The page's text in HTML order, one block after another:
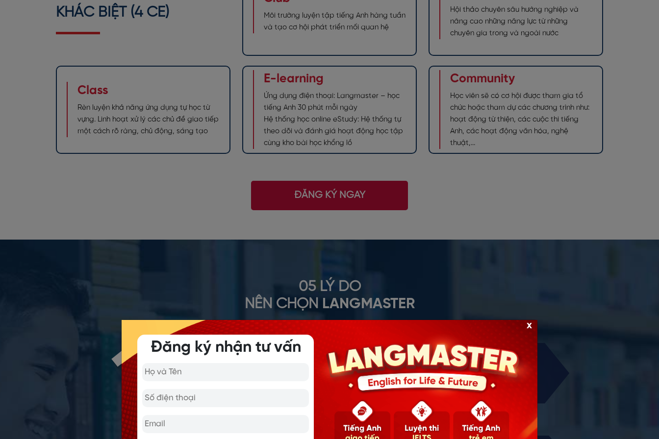
KHÁC BIỆT (4 CE)
Môi trường luyện tập tiếng Anh hàng tuần
và tạo cơ hội phát triển mối quan hệ
Hội thảo chuyên sâu hướng nghiệp và
nâng cao những năng lực từ những
chuyên gia trong và ngoài nước
Class
Rèn luyện khả năng ứng dụng tự học từ
vựng. Linh hoạt xử lý các chủ đề giao tiếp
một cách rõ ràng, chủ động, sáng tạo
E-learning
Ứng dụng điện thoại: Langmaster – học
tiếng Anh 30 phút mỗi ngày
Hệ thống học online eStudy: Hệ thống tự
theo dõi và đánh giá hoạt động học tập
cùng kho bài học khổng lồ
Community
Học viên sẽ có cơ hội được tham gia tổ
chức hoặc tham dự các chương trình như:
hoạt động từ thiện, các cuộc thi tiếng
Anh, các hoạt động văn hóa, nghệ
thuật,...
ĐĂNG KÝ NGAY
05 LÝ DO
NÊN CHỌN LANGMASTER
MÔ HÌNH HỌC TOÀN DIỆN
Ứng dụng mô hình học 4CE, học viên có cơ hội được TẮM tiếng Anh hàng ngày với:
Class- Club - E-learning - Conference - Community.
Đăng ký nhận tư vấn
x